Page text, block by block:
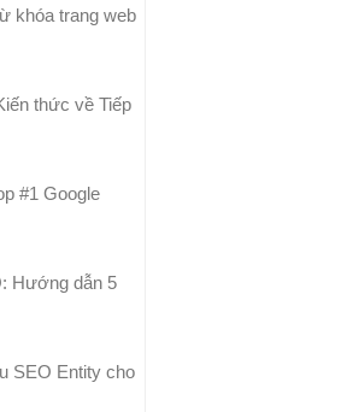
khóa trang web
thức về Tiếp
#1 Google
Hướng dẫn 5
SEO Entity cho